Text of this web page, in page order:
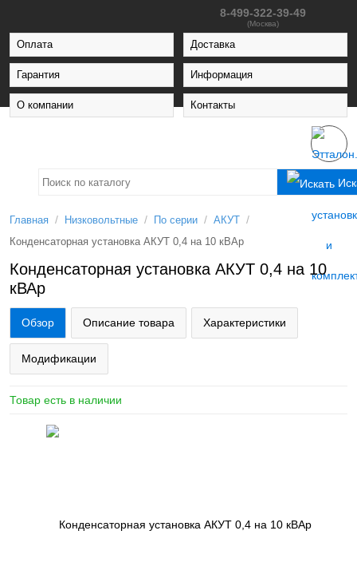
8-499-322-39-49
(Москва)
Оплата Доставка
Гарантия Информация
О компании Контакты
Главная / Низковольтные / По серии / АКУТ /
Конденсаторная установка АКУТ 0,4 на 10 кВАр
Конденсаторная установка АКУТ 0,4 на 10
кВАр
Обзор Описание товара Характеристики
Модификации
Товар есть в наличии